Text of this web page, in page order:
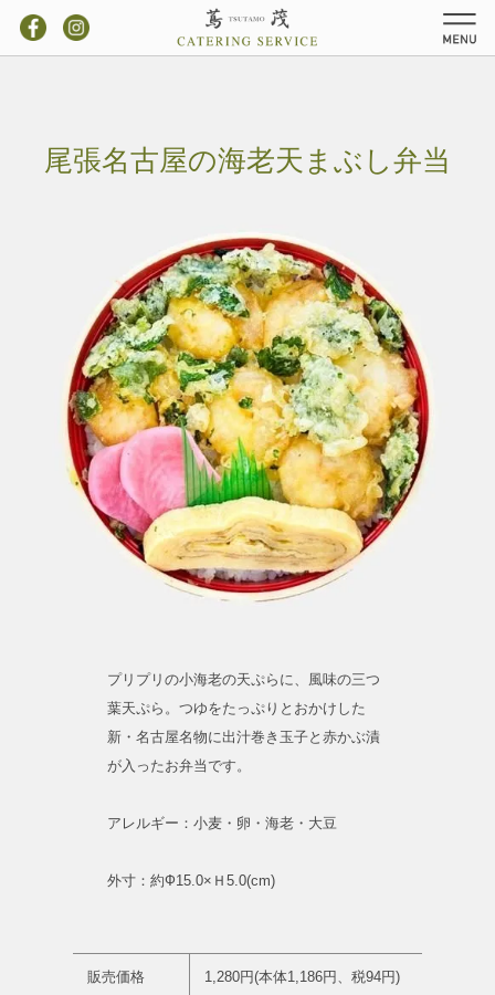
お知らせ
タカシマヤ店
尾張名古屋の海老天まぶし弁当
プリプリの小海老の天ぷらに、風味の三つ
葉天ぷら。つゆをたっぷりとおかけした
新・名古屋名物に出汁巻き玉子と赤かぶ漬
が入ったお弁当です。
アレルギー：小麦・卵・海老・大豆
外寸：約Ф15.0×Ｈ5.0(cm)
販売価格 1,280円(本体1,186円、税94円)